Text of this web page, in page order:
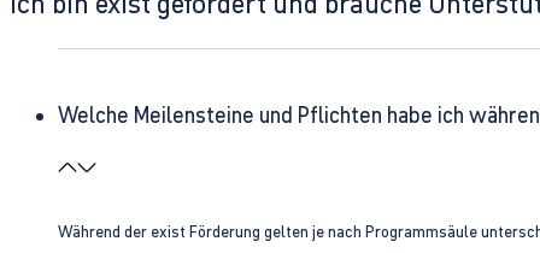
Welche Meilensteine und Pflichten habe ich
Während der exist Förderung gelten je nach Programmsäule